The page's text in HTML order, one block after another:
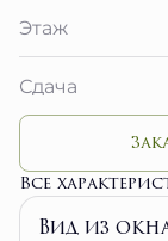
Этаж
Сдача
Все
Вид из